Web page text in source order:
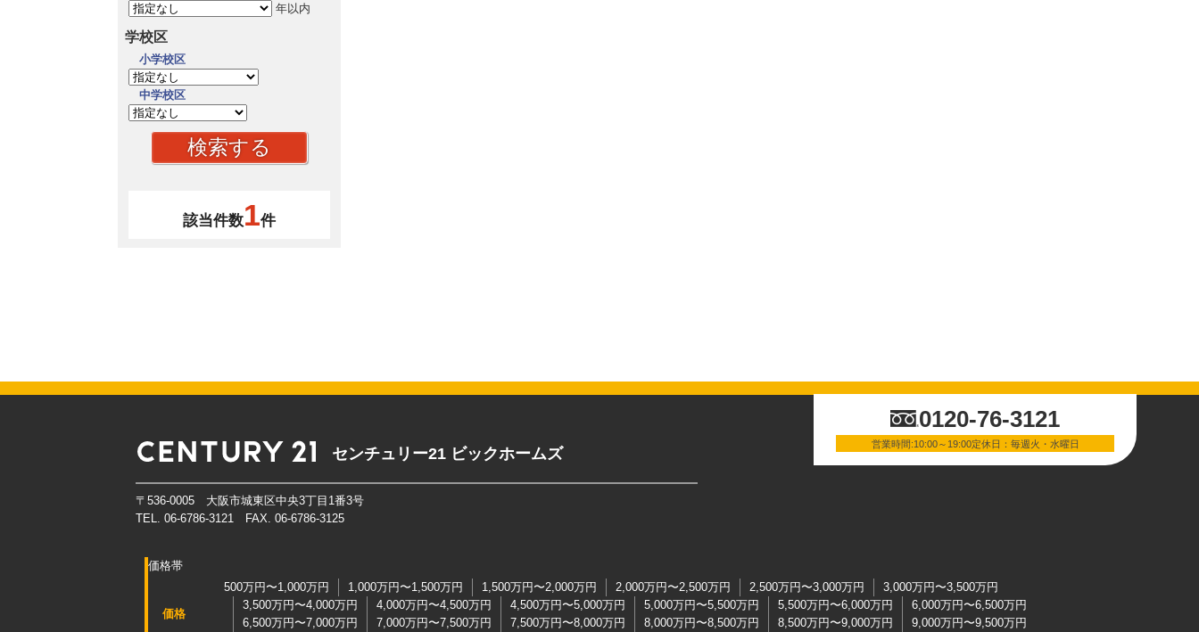
年以内
学校区
小学校区
中学校区
該当件数1件
センチュリー21 ビックホームズ
〒536-0005 大阪市城東区中央3丁目1番3号
TEL. 06-6786-3121 FAX. 06-6786-3125
0120-76-3121
営業時間:10:00～19:00定休日：毎週火・水曜日
価格帯
価格
500万円〜1,000万円 1,000万円〜1,500万円 1,500万円〜2,000万円 2,000万円〜2,500万円 2,500万円〜3,000万円
3,000万円〜3,500万円
3,500万円〜4,000万円
4,000万円〜4,500万円 4,500万円〜5,000万円 5,000万円〜5,500万円 5,500万円〜6,000万円
6,000万円〜6,500万円
6,500万円〜7,000万円
7,000万円〜7,500万円 7,500万円〜8,000万円 8,000万円〜8,500万円 8,500万円〜9,000万円
9,000万円〜9,500万円